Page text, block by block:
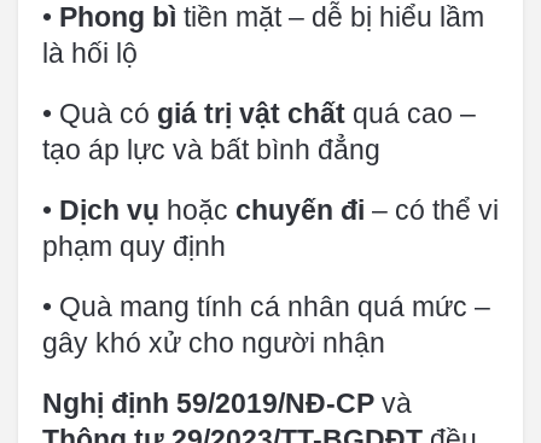
• Phong bì tiền mặt – dễ bị hiểu lầm
là hối lộ
• Quà có giá trị vật chất quá cao –
tạo áp lực và bất bình đẳng
• Dịch vụ hoặc chuyến đi – có thể vi
phạm quy định
• Quà mang tính cá nhân quá mức –
gây khó xử cho người nhận
Nghị định 59/2019/NĐ-CP và